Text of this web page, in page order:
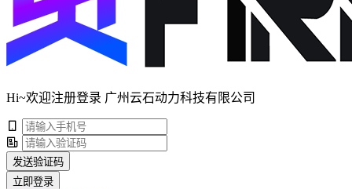
Hi~欢迎注册登录 广州云石动力科技有限公司
发送验证码
立即登录